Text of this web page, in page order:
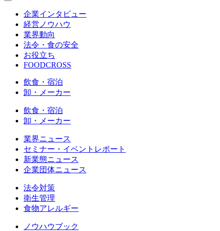
企業インタビュー
経営ノウハウ
業界動向
法令・食の安全
お役立ち
FOODCROSS
飲食・宿泊
卸・メーカー
飲食・宿泊
卸・メーカー
業界ニュース
セミナー・イベントレポート
新業態ニュース
企業団体ニュース
法令対策
衛生管理
食物アレルギー
ノウハウブック